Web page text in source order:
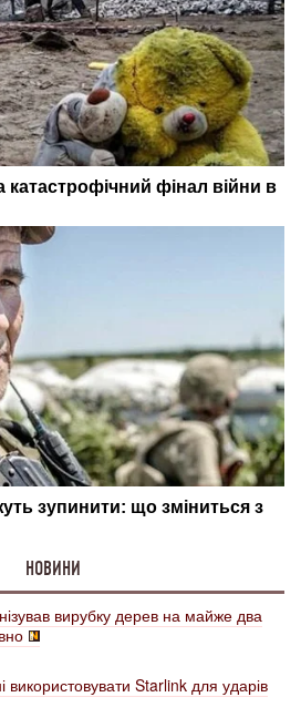
НОВИНИ
вирубку дерев на майже два
використовувати Starlink для ударів